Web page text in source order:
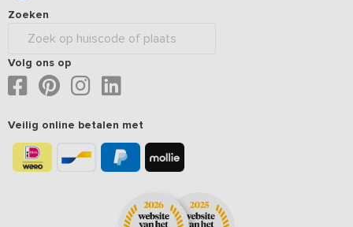
Zoeken
Volg ons op
Veilig online betalen met